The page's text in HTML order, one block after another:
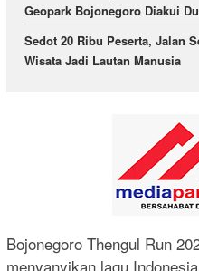
Geopark Bojonegoro Diakui
Sedot 20 Ribu Peserta, Jalan
Wisata Jadi Lautan Manusia
Bojonegoro Thengul Run
menyanyikan lagu